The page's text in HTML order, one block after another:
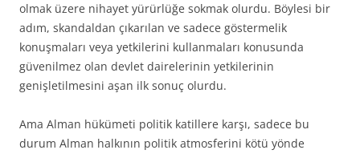
olmak üzere nihayet yürürlüğe sokmak olurdu. Böylesi bir
adım, skandaldan çıkarılan ve sadece göstermelik
konuşmaları veya yetkilerini kullanmaları konusunda
güvenilmez olan devlet dairelerinin yetkilerinin
genişletilmesini aşan ilk sonuç olurdu.
Ama Alman hükümeti politik katillere karşı, sadece bu
durum Alman halkının politik atmosferini kötü yönde